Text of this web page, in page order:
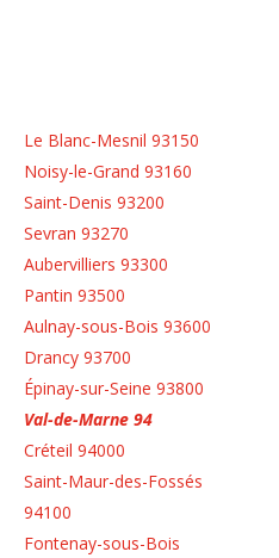
Le Blanc-Mesnil 93150
Noisy-le-Grand 93160
Saint-Denis 93200
Sevran 93270
Aubervilliers 93300
Pantin 93500
Aulnay-sous-Bois 93600
Drancy 93700
Épinay-sur-Seine 93800
Val-de-Marne 94
Créteil 94000
Saint-Maur-des-Fossés
94100
Fontenay-sous-Bois